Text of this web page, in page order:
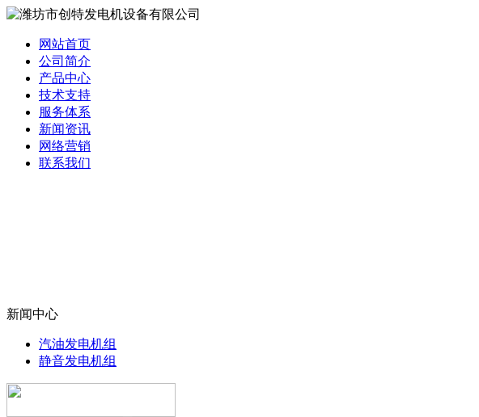
网站首页
公司简介
产品中心
技术支持
服务体系
新闻资讯
网络营销
联系我们
新闻中心
汽油发电机组
静音发电机组